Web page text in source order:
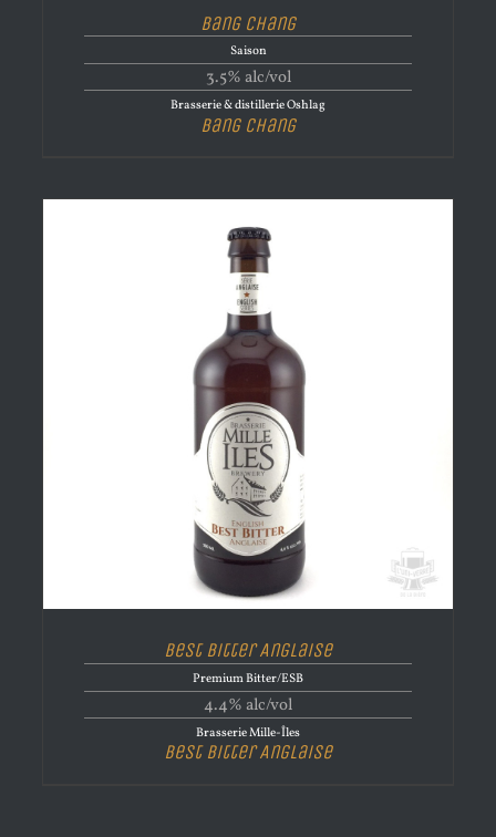
Bang Chang
Saison
3.5% alc/vol
Brasserie & distillerie Oshlag
Bang Chang
Best Bitter Anglaise
Premium Bitter/ESB
4.4% alc/vol
Brasserie Mille-Îles
Best Bitter Anglaise